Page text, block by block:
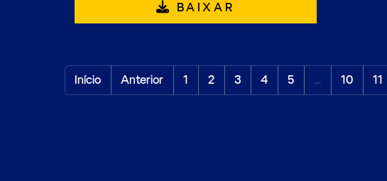
BAIXAR
Início Anterior 1 2 3 4 5 … 10 11